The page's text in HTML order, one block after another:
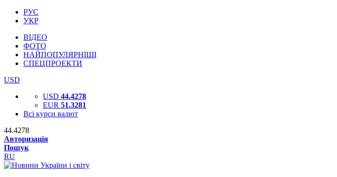
РУС
УКР
ВІДЕО
ФОТО
НАЙПОПУЛЯРНІШІ
СПЕЦПРОЕКТИ
USD
USD 44.4278
EUR 51.3281
Всі курси валют
44.4278
Авторизація
Пошук
RU